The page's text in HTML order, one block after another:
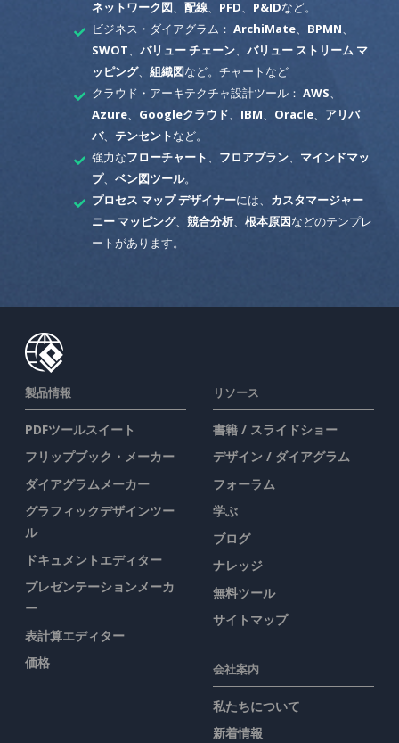
ネットワーク図、 配線、 PFD P&IDなど。
ビジネス・ダイアグラム： ArchiMate、 BPMN
SWOT
バリュー チェーン、 バリュー ストリーム マ
ッピング、 組織図など。チャートなど
クラウド・アーキテクチャ設計ツール： AWS
Azure、 Googleクラウド IBM Oracle、 アリバ
バ、 テンセントなど。
強力なフローチャート フロアプラン、 マインドマッ
プ、 ベン図ツール。
プロセス マップ デザイナーには、 カスタマージャー
ニー マッピング、 競合分析、 根本原因などのテンプレ
ートがあります。
製品情報
PDFツールスイート
フリップブック・メーカー
ダイアグラムメーカー
グラフィックデザインツー
ル
ドキュメントエディター
プレゼンテーションメーカ
ー
表計算エディター
価格
リソース
書籍 / スライドショー
デザイン / ダイアグラム
フォーラム
学ぶ
ブログ
ナレッジ
無料ツール
サイトマップ
会社案内
私たちについて
新着情報